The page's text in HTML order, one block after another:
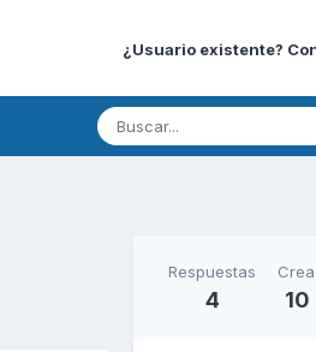
¿Usuario existente?
Respuestas
4 10